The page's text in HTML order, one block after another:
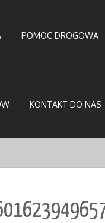
POMOC DROGOWA
KONTAKT DO NAS